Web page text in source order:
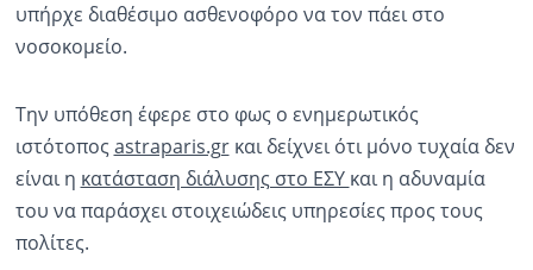
Αθλητικά
Ραδιόφωνο LIVE
Εκπομπές
υπήρχε διαθέσιμο ασθενοφόρο να τον πάει στο
νοσοκομείο.
Την υπόθεση έφερε στο φως ο ενημερωτικός
ιστότοπος astraparis.grκαι δείχνει ότι μόνο τυχαία δεν
είναι η κατάσταση διάλυσης στο ΕΣΥ και η αδυναμία
του να παράσχει στοιχειώδεις υπηρεσίες προς τους
πολίτες.